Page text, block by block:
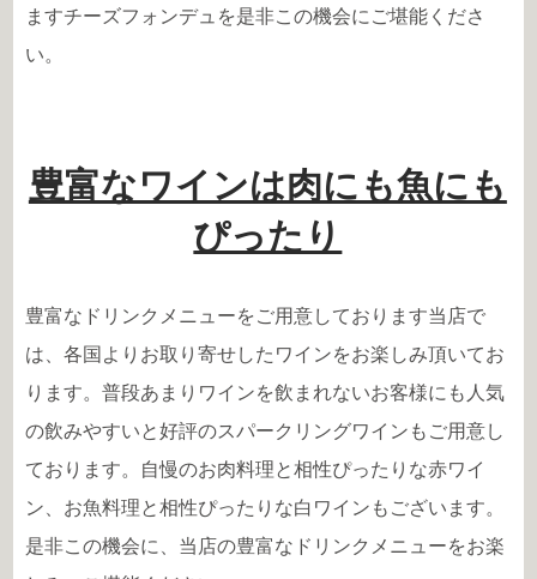
ますチーズフォンデュを是非この機会にご堪能くださ
い。
豊富なワインは肉にも魚にも
ぴったり
豊富なドリンクメニューをご用意しております当店で
は、各国よりお取り寄せしたワインをお楽しみ頂いてお
ります。普段あまりワインを飲まれないお客様にも人気
の飲みやすいと好評のスパークリングワインもご用意し
ております。自慢のお肉料理と相性ぴったりな赤ワイ
ン、お魚料理と相性ぴったりな白ワインもございます。
是非この機会に、当店の豊富なドリンクメニューをお楽